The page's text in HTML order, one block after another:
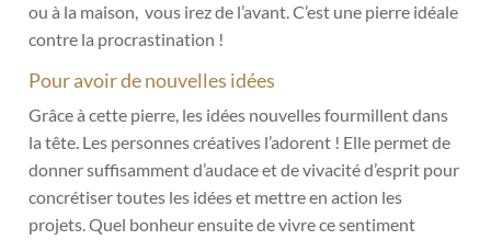
ou à la maison, vous irez de l’avant. C’est une pierre idéale
contre la procrastination !
Pour avoir de nouvelles idées
Grâce à cette pierre, les idées nouvelles fourmillent dans
la tête. Les personnes créatives l’adorent ! Elle permet de
donner suffisamment d’audace et de vivacité d’esprit pour
concrétiser toutes les idées et mettre en action les
projets. Quel bonheur ensuite de vivre ce sentiment